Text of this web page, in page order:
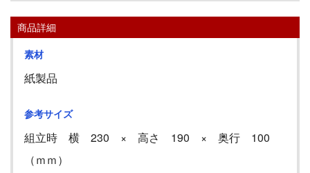
商品詳細
素材
紙製品
参考サイズ
組立時 横 230 × 高さ 190 × 奥行 100
（ｍｍ）